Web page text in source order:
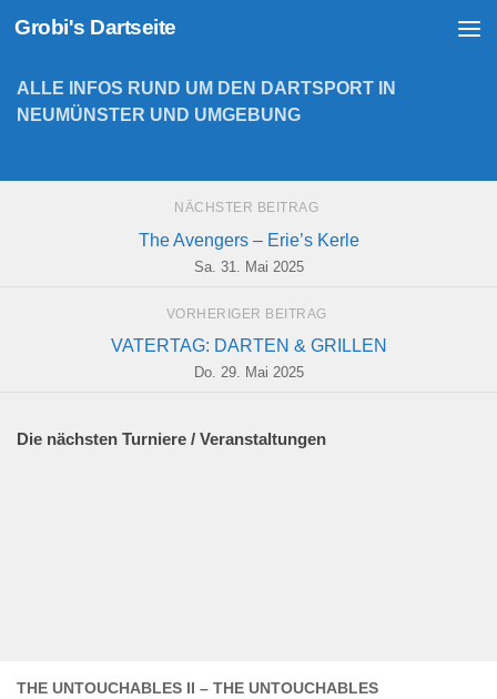
Zum Inhalt springen
Grobi's Dartseite
THE UNTOUCHABLES II – THE UNTOUCHABLES
ALLE INFOS RUND UM DEN DARTSPORT IN
NEUMÜNSTER UND UMGEBUNG
NÄCHSTER BEITRAG
The Avengers – Erie’s Kerle
Sa. 31. Mai 2025
VORHERIGER BEITRAG
VATERTAG: DARTEN & GRILLEN
Do. 29. Mai 2025
Die nächsten Turniere / Veranstaltungen